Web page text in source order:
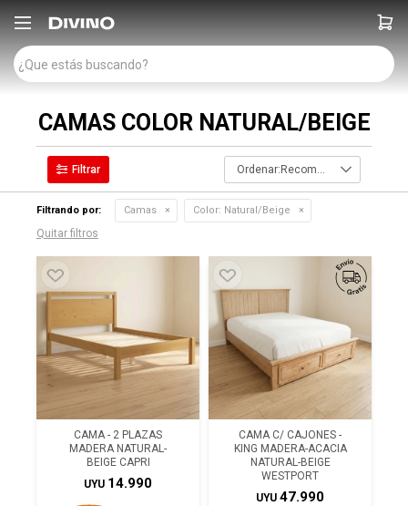

CAMAS COLOR NATURAL/BEIGE
Recomendados
Filtrando por: Camas Color: Natural/Beige
Quitar filtros
CAMA - 2 PLAZAS
MADERA NATURAL-
BEIGE CAPRI
UYU 14.990
CAMA C/ CAJONES -
KING MADERA-ACACIA
NATURAL-BEIGE
WESTPORT
UYU 47.990